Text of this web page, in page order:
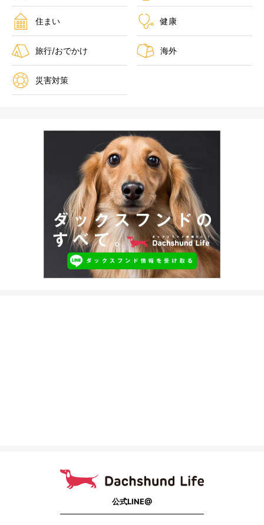
住まい 健康
旅行/おでかけ 海外
災害対策
公式LINE@